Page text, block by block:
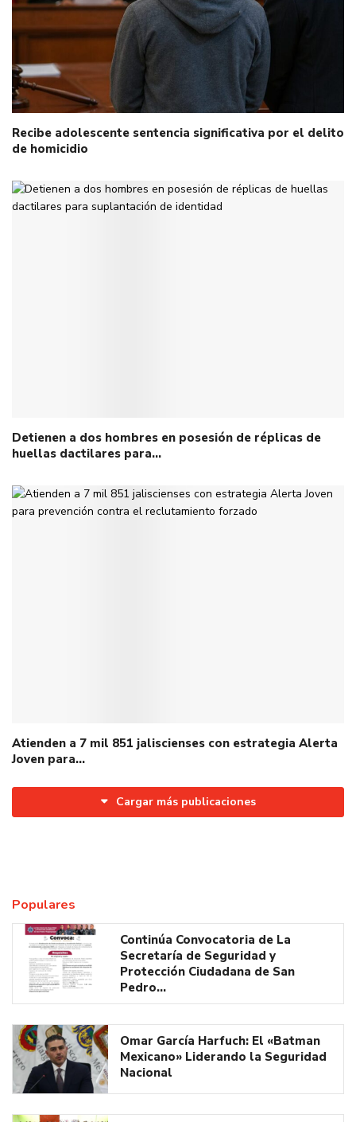
Recibe adolescente sentencia significativa por el delito
de homicidio
Detienen a dos hombres en posesión de réplicas de
huellas dactilares para…
Atienden a 7 mil 851 jaliscienses con estrategia Alerta
Joven para…
Cargar más publicaciones
Populares
Continúa Convocatoria de La
Secretaría de Seguridad y
Protección Ciudadana de San
Pedro…
Omar García Harfuch: El «Batman
Mexicano» Liderando la Seguridad
Nacional